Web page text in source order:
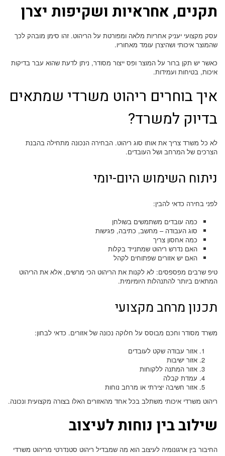
תקנים, אחראיות ושקיפות יצרן
עסק מקצועי יעניק אחריות מלאה ומפורטת על הריהוט. זהו סימן מובהק לכך
שהמוצר איכותי ושהיצרן עומד מאחוריו.
כאשר יש תקן ברור על המוצר ופס ייצור מסודר, ניתן לדעת שהוא עבר בדיקות
איכות, בטיחות ועמידות.
איך בוחרים ריהוט משרדי שמתאים
בדיוק למשרד?
לא כל משרד צריך את אותו סוג ריהוט. הבחירה הנכונה מתחילה בהבנת
הצרכים של המרחב ושל העובדים.
ניתוח השימוש היום-יומי
לפני בחירה כדאי להבין:
כמה עובדים משתמשים בשולחן
סוג העבודה – מחשב, כתיבה, פגישות
כמה אחסון צריך
האם נדרש ריהוט שמתנייד בקלות
האם יש אזורים שפתוחים לקהל
טיפ שרבים מפספסים: לא לקנות את הריהוט הכי מרשים, אלא את הריהוט
המתאים ביותר להתנהלות היומיומית.
תכנון מרחב מקצועי
משרד מסודר וחכם מבוסס על חלוקה נכונה של אזורים. כדאי לבחון:
אזור עבודה שקט לעובדים
אזור ישיבות
אזור המתנה ללקוחות
עמדת קבלה
אזור חשיבה יצירתי או מרחב נוחות
ריהוט משרדי איכותי משתלב בכל אחד מהאזורים האלו בצורה מקצועית ונכונה.
שילוב בין נוחות לעיצוב
החיבור בין ארגונומיה לעיצוב הוא מה שמבדיל ריהוט סטנדרטי מריהוט משרדי